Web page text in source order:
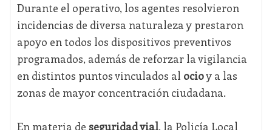
Durante el operativo, los agentes resolvieron
incidencias de diversa naturaleza y prestaron
apoyo en todos los dispositivos preventivos
programados, además de reforzar la vigilancia
en distintos puntos vinculados al ocioy a las
zonas de mayor concentración ciudadana.
En materia de seguridad vial, la Policía Local